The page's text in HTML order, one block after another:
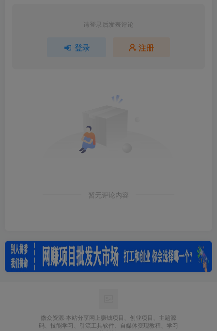
请登录后发表评论
登录 注册
暂无评论内容
微众资源-本站分享网上赚钱项目、创业项目、主题源
码、技能学习、引流工具软件、自媒体变现教程、学习